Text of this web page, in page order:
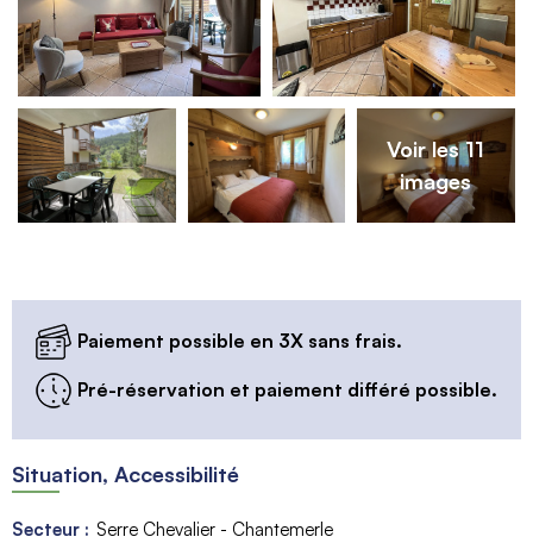
Voir les 11
images
Paiement possible en 3X sans frais.
Pré-réservation et paiement différé possible.
Situation, Accessibilité
Secteur : Serre Chevalier - Chantemerle